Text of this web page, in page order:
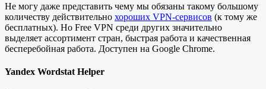
Не могу даже представить чему мы обязаны такому большому
количеству действительно хороших VPN-сервисов (к тому же
бесплатных). Но Free VPN среди других значительно
выделяет ассортимент стран, быстрая работа и качественная
бесперебойная работа. Доступен на Google Chrome.
Yandex Wordstat Helper